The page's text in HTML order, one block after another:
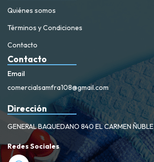
Quiénes somos
Términos y Condiciones
Contacto
Contacto
Email
comercialsamfra108@gmail.com
Dirección
GENERAL BAQUEDANO 840 EL CARMEN ÑUBLE
Redes Sociales